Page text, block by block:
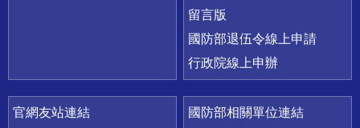
留言版
國防部退伍令線上申請
行政院線上申辦
官網友站連結
國防部相關單位連結